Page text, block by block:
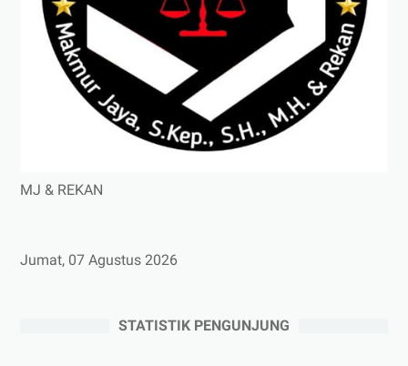
MJ & REKAN
Jumat, 07 Agustus 2026
STATISTIK PENGUNJUNG